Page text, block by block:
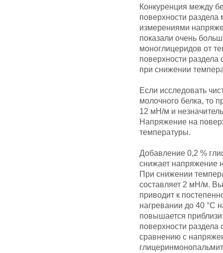
Конкуренция между
поверхности
измерениями
показали очень
моноглицеридов от
поверхности
при снижении
Если исследовать
молочного белка, то
12 мН/м и
Напряжение на
температуры.
Добавление 0,2 %
снижает напряжение
При снижении
составляет 2 мН/м.
приводит к
нагревании до 40 °С
повышается
поверхности
сравнению с